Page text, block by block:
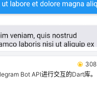
308
Bot API进行交互的Dart库。